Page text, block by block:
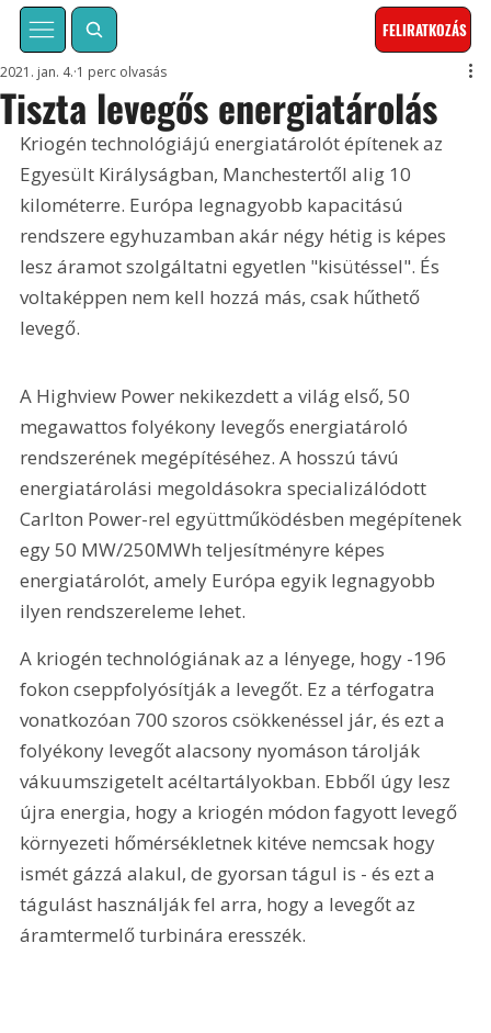
FELIRATKOZÁS
Tiszta levegős energiatárolás
2021. jan. 4. 1 perc olvasás
Kriogén technológiájú energiatárolót építenek az
Egyesült Királyságban, Manchestertől alig 10
kilométerre. Európa legnagyobb kapacitású
rendszere egyhuzamban akár négy hétig is képes
lesz áramot szolgáltatni egyetlen "kisütéssel". És
voltaképpen nem kell hozzá más, csak hűthető
levegő.
A Highview Power nekikezdett a világ első, 50
megawattos folyékony levegős energiatároló
rendszerének megépítéséhez. A hosszú távú
energiatárolási megoldásokra specializálódott
Carlton Power-rel együttműködésben megépítenek
egy 50 MW/250MWh teljesítményre képes
energiatárolót, amely Európa egyik legnagyobb
ilyen rendszereleme lehet.
A kriogén technológiának az a lényege, hogy -196
fokon cseppfolyósítják a levegőt. Ez a térfogatra
vonatkozóan 700 szoros csökkenéssel jár, és ezt a
folyékony levegőt alacsony nyomáson tárolják
vákuumszigetelt acéltartályokban. Ebből úgy lesz
újra energia, hogy a kriogén módon fagyott levegő
környezeti hőmérsékletnek kitéve nemcsak hogy
ismét gázzá alakul, de gyorsan tágul is - és ezt a
tágulást használják fel arra, hogy a levegőt az
áramtermelő turbinára eresszék.